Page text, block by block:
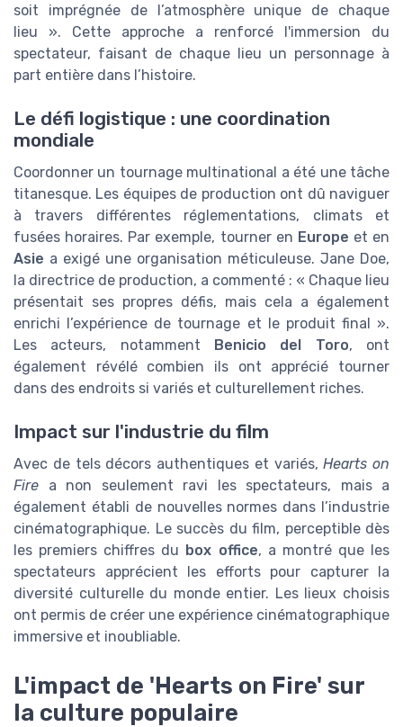
soit imprégnée de l’atmosphère unique de chaque
lieu ». Cette approche a renforcé l'immersion du
spectateur, faisant de chaque lieu un personnage à
part entière dans l’histoire.
Le défi logistique : une coordination
mondiale
Coordonner un tournage multinational a été une tâche
titanesque. Les équipes de production ont dû naviguer
à travers différentes réglementations, climats et
fusées horaires. Par exemple, tourner en Europe et en
Asie a exigé une organisation méticuleuse. Jane Doe,
la directrice de production, a commenté : « Chaque lieu
présentait ses propres défis, mais cela a également
enrichi l’expérience de tournage et le produit final ».
Les acteurs, notamment Benicio del Toro, ont
également révélé combien ils ont apprécié tourner
dans des endroits si variés et culturellement riches.
Impact sur l'industrie du film
Avec de tels décors authentiques et variés,Hearts on
Fire a non seulement ravi les spectateurs, mais a
également établi de nouvelles normes dans l’industrie
cinématographique. Le succès du film, perceptible dès
les premiers chiffres du box office, a montré que les
spectateurs apprécient les efforts pour capturer la
diversité culturelle du monde entier. Les lieux choisis
ont permis de créer une expérience cinématographique
immersive et inoubliable.
L'impact de 'Hearts on Fire' sur
la culture populaire